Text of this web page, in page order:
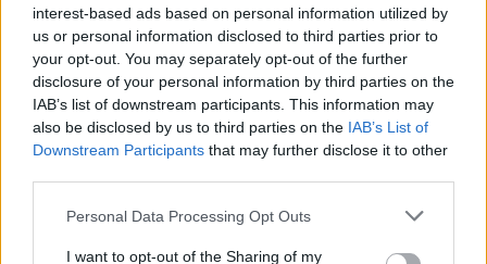
interest-based ads based on personal information utilized by
us or personal information disclosed to third parties prior to
your opt-out. You may separately opt-out of the further
disclosure of your personal information by third parties on the
IAB’s list of downstream participants. This information may
also be disclosed by us to third parties on the IAB’s List of
Downstream Participants that may further disclose it to other
Personal Data Processing Opt Outs
I want to opt-out of the Sharing of my
Sportas
Prieš varžybas jūroje
buriuotojai pasirodė
Sportas
Eglė Šventoraitė – apie
rinktinę, legionierės
svajonę